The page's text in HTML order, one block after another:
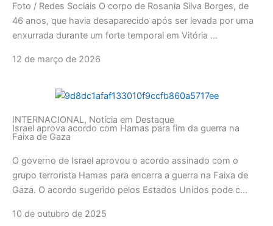
Foto / Redes Sociais O corpo de Rosania Silva Borges, de
46 anos, que havia desaparecido após ser levada por uma
enxurrada durante um forte temporal em Vitória ...
12 de março de 2026
INTERNACIONAL, Notícia em Destaque
Israel aprova acordo com Hamas para fim da guerra na
Faixa de Gaza
O governo de Israel aprovou o acordo assinado com o
grupo terrorista Hamas para encerra a guerra na Faixa de
Gaza. O acordo sugerido pelos Estados Unidos pode c...
10 de outubro de 2025